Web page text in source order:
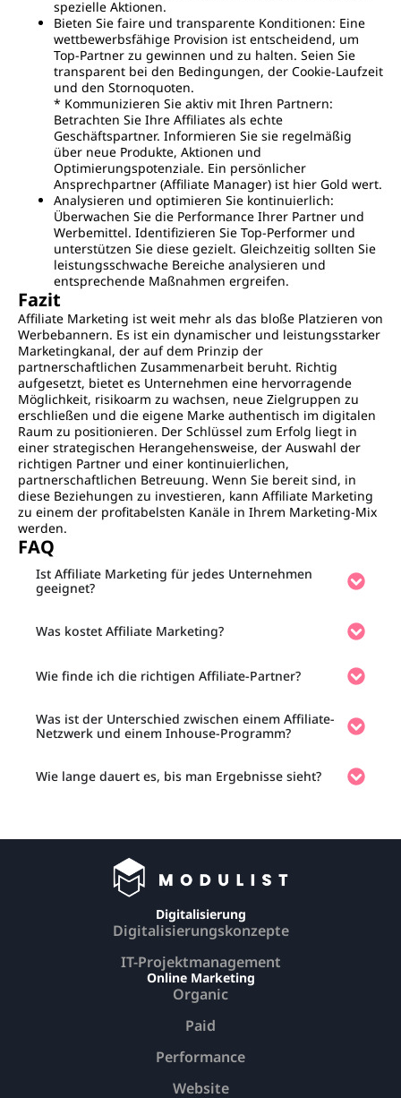
spezielle Aktionen.
Bieten Sie faire und transparente Konditionen: Eine
wettbewerbsfähige Provision ist entscheidend, um
Top-Partner zu gewinnen und zu halten. Seien Sie
transparent bei den Bedingungen, der Cookie-Laufzeit
und den Stornoquoten.
* Kommunizieren Sie aktiv mit Ihren Partnern:
Betrachten Sie Ihre Affiliates als echte
Geschäftspartner. Informieren Sie sie regelmäßig
über neue Produkte, Aktionen und
Optimierungspotenziale. Ein persönlicher
Ansprechpartner (Affiliate Manager) ist hier Gold wert.
Analysieren und optimieren Sie kontinuierlich:
Überwachen Sie die Performance Ihrer Partner und
Werbemittel. Identifizieren Sie Top-Performer und
unterstützen Sie diese gezielt. Gleichzeitig sollten Sie
leistungsschwache Bereiche analysieren und
entsprechende Maßnahmen ergreifen.
Fazit
Affiliate Marketing ist weit mehr als das bloße Platzieren von
Werbebannern. Es ist ein dynamischer und leistungsstarker
Marketingkanal, der auf dem Prinzip der
partnerschaftlichen Zusammenarbeit beruht. Richtig
aufgesetzt, bietet es Unternehmen eine hervorragende
Möglichkeit, risikoarm zu wachsen, neue Zielgruppen zu
erschließen und die eigene Marke authentisch im digitalen
Raum zu positionieren. Der Schlüssel zum Erfolg liegt in
einer strategischen Herangehensweise, der Auswahl der
richtigen Partner und einer kontinuierlichen,
partnerschaftlichen Betreuung. Wenn Sie bereit sind, in
diese Beziehungen zu investieren, kann Affiliate Marketing
zu einem der profitabelsten Kanäle in Ihrem Marketing-Mix
werden.
FAQ
Ist Affiliate Marketing für jedes Unternehmen
geeignet?
Was kostet Affiliate Marketing?
Wie finde ich die richtigen Affiliate-Partner?
Was ist der Unterschied zwischen einem Affiliate-
Netzwerk und einem Inhouse-Programm?
Wie lange dauert es, bis man Ergebnisse sieht?
Digitalisierung
Digitalisierungskonzepte
IT-Projektmanagement
Online Marketing
Organic
Paid
Performance
Website